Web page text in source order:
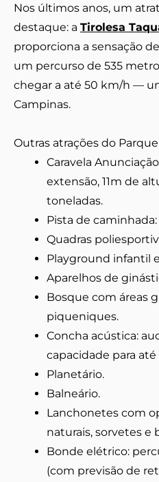
Nos últimos anos, um
destaque: a Tirolesa
proporciona a sensação
um percurso de 535
chegar a até 50 km/h —
Campinas.
Outras atrações do
Caravela
extensão, 11m de
toneladas.
Pista de
Quadras
Playground infantil
Aparelhos de
Bosque com áreas
piqueniques.
Concha acústica:
capacidade para até
Planetário.
Balneário.
Lanchonetes com
naturais, sorvetes e
Bonde elétrico:
(com previsão de